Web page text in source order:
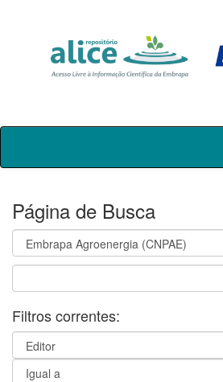
Skip
Página de Busca
Filtros correntes: